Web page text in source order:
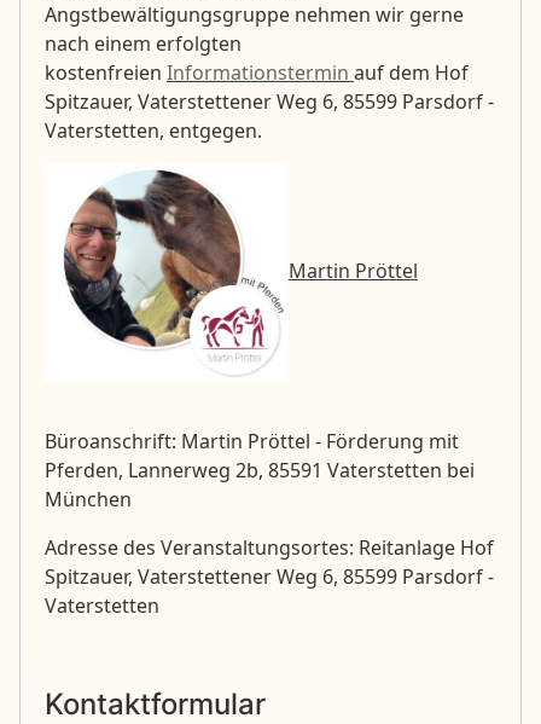
Angstbewältigungsgruppe nehmen wir gerne
nach einem erfolgten
kostenfreien Informationstermin auf dem Hof
Spitzauer, Vaterstettener Weg 6, 85599 Parsdorf -
Vaterstetten, entgegen.
Martin Pröttel
Büroanschrift: Martin Pröttel - Förderung mit
Pferden, Lannerweg 2b, 85591 Vaterstetten bei
München
Adresse des Veranstaltungsortes: Reitanlage Hof
Spitzauer, Vaterstettener Weg 6, 85599 Parsdorf -
Vaterstetten
Kontaktformular